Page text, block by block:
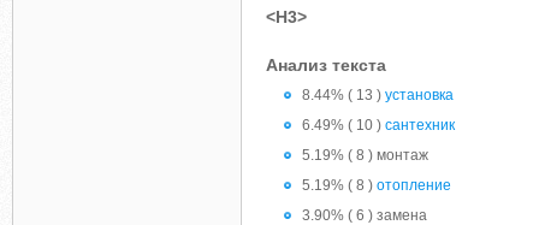
<H3>
Анализ текста
8.44% ( 13 ) установка
6.49% ( 10 ) сантехник
5.19% ( 8 ) монтаж
5.19% ( 8 ) отопление
3.90% ( 6 ) замена